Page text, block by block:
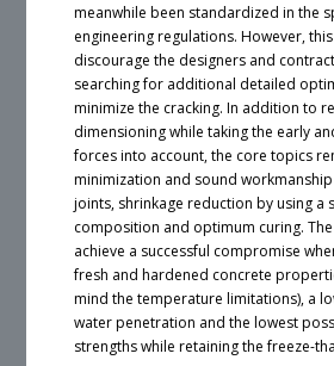
meanwhile been standardized in the
engineering regulations. However,
discourage the designers and
searching for additional detailed
minimize the cracking. In addition to
dimensioning while taking the early
forces into account, the core topics
minimization and sound
joints, shrinkage reduction by using a
composition and optimum curing.
achieve a successful compromise
fresh and hardened concrete
mind the temperature limitations), a
water penetration and the lowest
strengths while retaining the freeze-